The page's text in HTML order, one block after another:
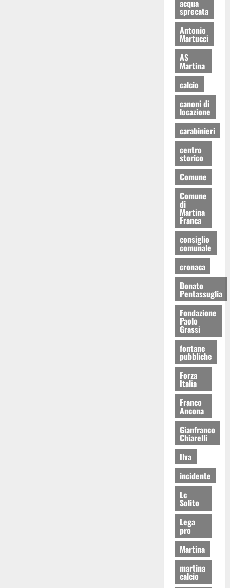
acqua
sprecata
Antonio
Martucci
AS
Martina
calcio
canoni di
locazione
carabinieri
centro
storico
Comune
Comune
di
Martina
Franca
consiglio
comunale
cronaca
Donato
Pentassuglia
Fondazione
Paolo
Grassi
fontane
pubbliche
Forza
Italia
Franco
Ancona
Gianfranco
Chiarelli
Ilva
incidente
Lc
Solito
Lega
pro
Martina
martina
calcio